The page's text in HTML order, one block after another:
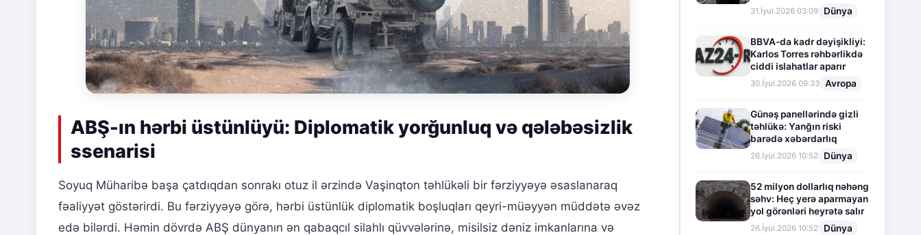
ABŞ-ın hərbi üstünlüyü: Diplomatik yorğunluq və qələbəsizlik
ssenarisi
Soyuq Müharibə başa çatdıqdan sonrakı otuz il ərzində Vaşinqton təhlükəli bir fərziyyəyə əsaslanaraq
fəaliyyət göstərirdi. Bu fərziyyəyə görə, hərbi üstünlük diplomatik boşluqları qeyri-müəyyən müddətə əvəz
edə bilərdi. Həmin dövrdə ABŞ dünyanın ən qabaqcıl silahlı qüvvələrinə, misilsiz dəniz imkanlarına və
31.İyul.2026 03:09 Dünya
BBVA-da kadr dəyişikliyi:
Karlos Torres rəhbərlikdə
ciddi islahatlar aparır
30.İyul.2026 09:33 Avropa
Günəş panellərində gizli
təhlükə: Yanğın riski
barədə xəbərdarlıq
26.İyul.2026 10:52 Dünya
52 milyon dollarlıq nəhəng
səhv: Heç yerə aparmayan
yol görənləri heyrətə salır
26.İyul.2026 10:52 Dünya